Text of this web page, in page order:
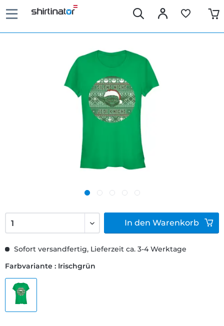
Sofort versandfertig, Lieferzeit ca. 3-4 Werktage
Farbvariante : Irischgrün
In den Warenkorb